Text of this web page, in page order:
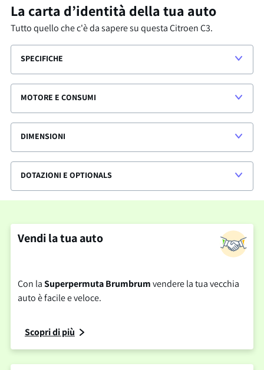
La carta d’identità della tua auto
Tutto quello che c'è da sapere su questaCitroen C3.
SPECIFICHE
MOTORE E CONSUMI
DIMENSIONI
DOTAZIONI E OPTIONALS
Vendi la tua auto
Con laSuperpermuta Brumbrumvendere la tua vecchia
auto è facile e veloce.
Scopri di più